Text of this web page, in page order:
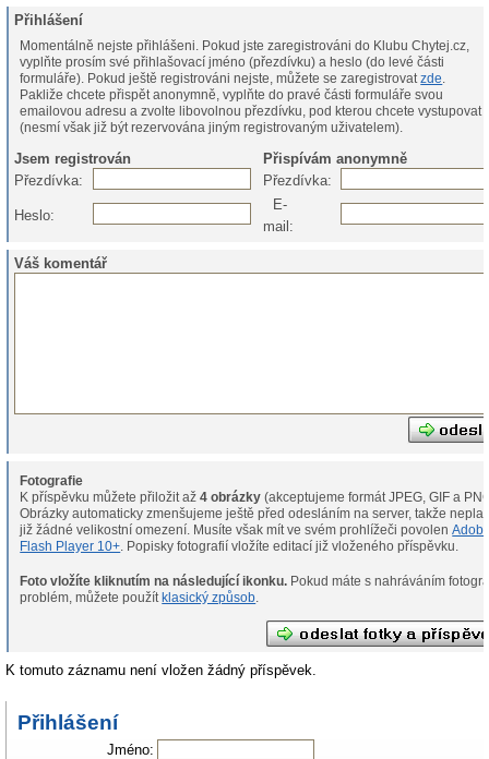
Přihlášení
Momentálně nejste přihlášeni. Pokud jste zaregistrováni do Klubu Chytej.cz,
vyplňte prosím své přihlašovací jméno (přezdívku) a heslo (do levé části
formuláře). Pokud ještě registrováni nejste, můžete se zaregistrovatzde
Pakliže chcete přispět anonymně, vyplňte do pravé části formuláře svou
emailovou adresu a zvolte libovolnou přezdívku, pod kterou chcete vystupovat
(nesmí však již být rezervována jiným registrovaným uživatelem).
Jsem registrován
Přispívám anonymně
Přezdívka:
Přezdívka:
Heslo:
E-
mail:
Váš komentář
Fotografie
K příspěvku můžete přiložit až4 obrázky (akceptujeme formát JPEG, GIF a
Obrázky automaticky zmenšujeme ještě před odesláním na server, takže
již žádné velikostní omezení. Musíte však mít ve svém prohlížeči povolen
Flash Player 10+ . Popisky fotografií vložíte editací již vloženého příspěvku.
Foto vložíte kliknutím na následující ikonku.
problém, můžete použítklasický způsob.
K tomuto záznamu není vložen žádný příspěvek.
Přihlášení
Jméno: